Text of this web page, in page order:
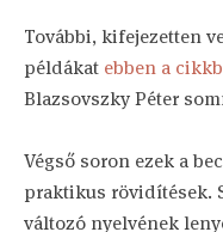
További, kifejezetten
példákat ebben a
Blazsovszky Péter
Végső soron ezek a
praktikus rövidítések.
változó nyelvének